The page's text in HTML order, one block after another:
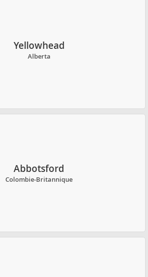
Yellowhead
Alberta
Abbotsford
Colombie-Britannique